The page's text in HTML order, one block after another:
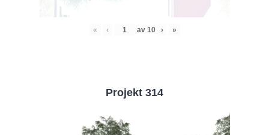
« ‹ av 10 › »
Projekt 314